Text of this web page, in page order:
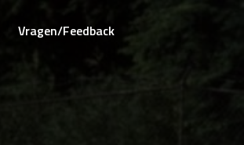
Vragen/Feedback